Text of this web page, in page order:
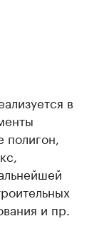
в
и пр.